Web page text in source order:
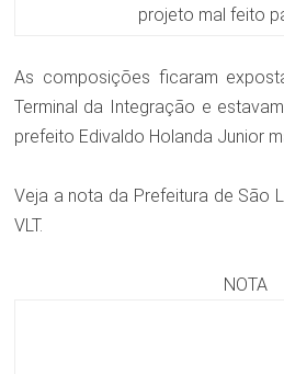
projeto mal feito
As composições ficaram
Terminal da Integração e
prefeito Edivaldo Holanda Junior
Veja a nota da Prefeitura de São
VLT.
NOTA